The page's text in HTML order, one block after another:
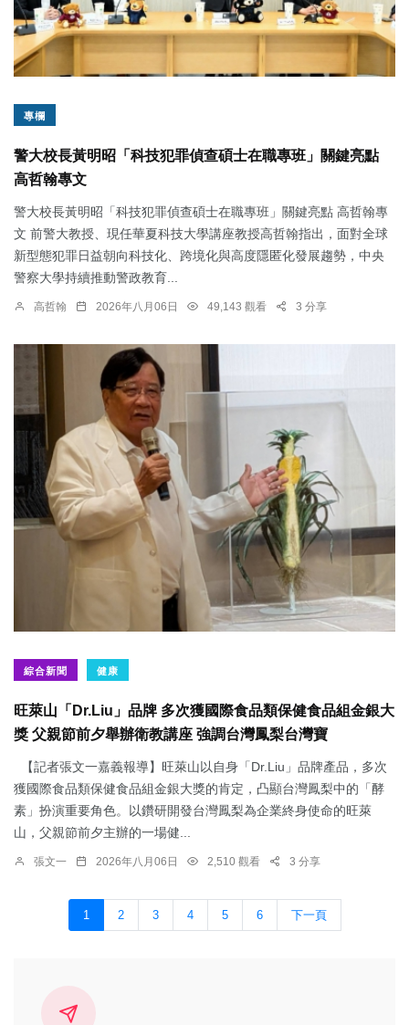
專欄
警大校長黃明昭「科技犯罪偵查碩士在職專班」關鍵亮點
高哲翰專文
警大校長黃明昭「科技犯罪偵查碩士在職專班」關鍵亮點 高哲翰專
文 前警大教授、現任華夏科技大學講座教授高哲翰指出，面對全球
新型態犯罪日益朝向科技化、跨境化與高度隱匿化發展趨勢，中央
警察大學持續推動警政教育...
高哲翰 2026年八月06日 49,143 觀看 3 分享
綜合新聞 健康
旺萊山「Dr.Liu」品牌 多次獲國際食品類保健食品組金銀大
獎 父親節前夕舉辦衛教講座 強調台灣鳳梨台灣寶
【記者張文一嘉義報導】旺萊山以自身「Dr.Liu」品牌產品，多次
獲國際食品類保健食品組金銀大獎的肯定，凸顯台灣鳳梨中的「酵
素」扮演重要角色。以鑽研開發台灣鳳梨為企業終身使命的旺萊
山，父親節前夕主辦的一場健...
張文一 2026年八月06日 2,510 觀看 3 分享
1 2 3 4 5 6 下一頁